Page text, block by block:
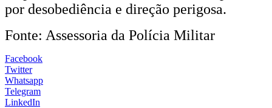
por desobediência e direção perigosa.
Fonte: Assessoria da Polícia Militar
Facebook
Twitter
Whatsapp
Telegram
LinkedIn